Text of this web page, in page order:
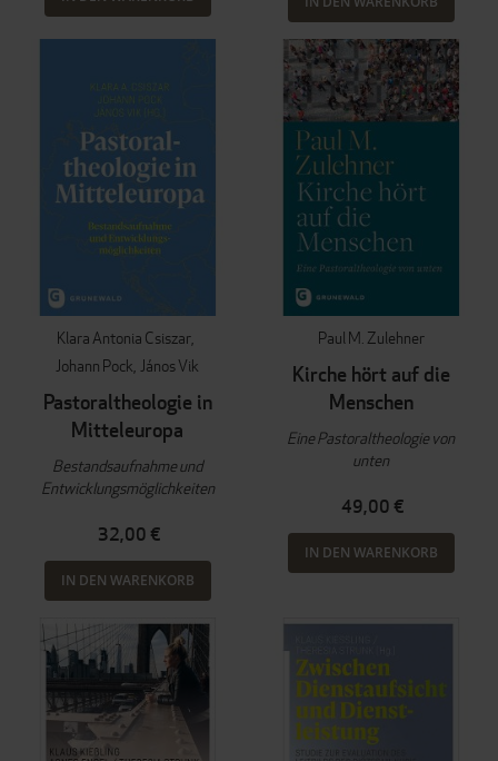
Klara Antonia Csiszar
Johann Pock János Vik
Pastoraltheologie in
Mitteleuropa
Bestandsaufnahme und
Entwicklungsmöglichkeiten
32,00 €
IN DEN WARENKORB
Paul M. Zulehner
Kirche hört auf die
Menschen
Eine Pastoraltheologie von
unten
49,00 €
IN DEN WARENKORB